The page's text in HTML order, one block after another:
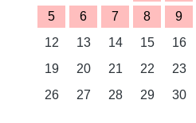
5
6 7 8 9
12
13 14 15 16
19
20 21 22 23
26
27 28 29 30